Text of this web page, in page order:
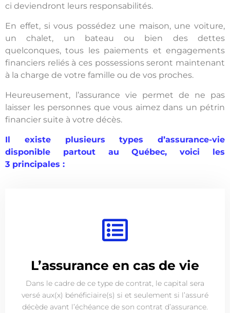
ci deviendront leurs responsabilités.
En effet, si vous possédez une maison, une voiture,
un chalet, un bateau ou bien des dettes
quelconques, tous les paiements et engagements
financiers reliés à ces possessions seront maintenant
à la charge de votre famille ou de vos proches.
Heureusement, l’assurance vie permet de ne pas
laisser les personnes que vous aimez dans un pétrin
financier suite à votre décès.
Il existe plusieurs types d’assurance-vie
disponible partout au Québec, voici les
3 principales :
L’assurance en cas de vie
Dans le cadre de ce type de contrat, le capital sera
versé aux(x) bénéficiaire(s) si et seulement si l’assuré
décède avant l’échéance de son contrat d’assurance.